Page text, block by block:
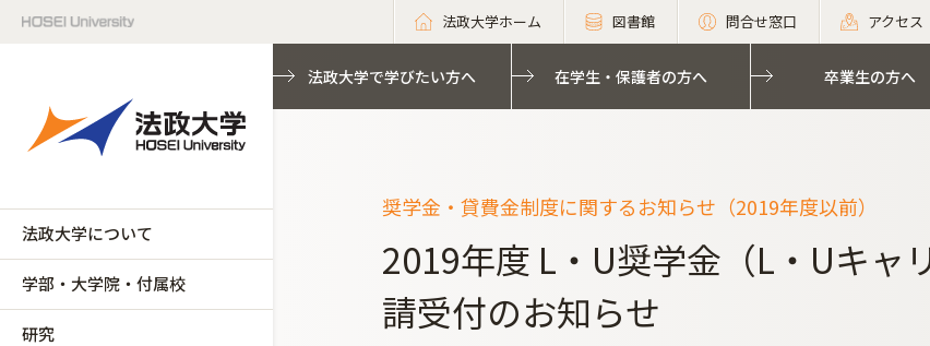
法政大学ホーム 図書館 問合せ窓口 アクセス
法政大学について
学部・大学院・付属校
研究
法政大学で学びたい方へ 在学生・保護者の方へ 卒業生の方へ
奨学金・貸費金制度に関するお知らせ（2019年度以前）
2019年度 L・U奨学金（L・Uキャ
請受付のお知らせ